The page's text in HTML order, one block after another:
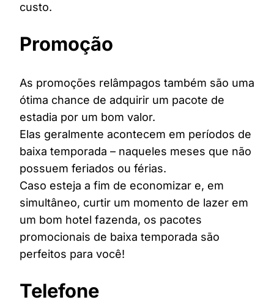
custo.
Promoção
As promoções relâmpagos também são uma
ótima chance de adquirir um pacote de
estadia por um bom valor.
Elas geralmente acontecem em períodos de
baixa temporada – naqueles meses que não
possuem feriados ou férias.
Caso esteja a fim de economizar e, em
simultâneo, curtir um momento de lazer em
um bom hotel fazenda, os pacotes
promocionais de baixa temporada são
perfeitos para você!
Telefone